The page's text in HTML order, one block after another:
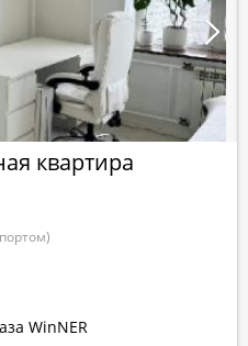
квартира
WinNER